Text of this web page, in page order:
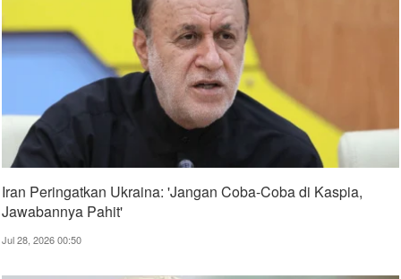
Iran Peringatkan Ukraina: 'Jangan Coba-Coba di Kaspia,
Jawabannya Pahit'
Jul 28, 2026 00:50